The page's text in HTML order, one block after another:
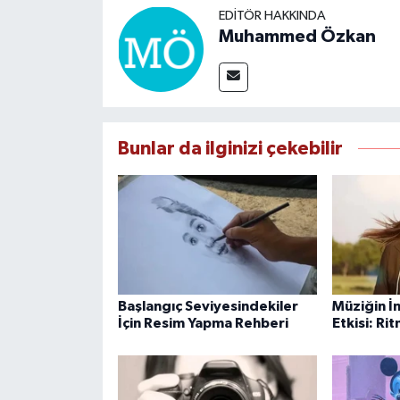
EDITÖR HAKKINDA
Muhammed Özkan
Bunlar da ilginizi çekebilir
Başlangıç Seviyesindekiler
İçin Resim Yapma Rehberi
Müziğin
Etkisi: